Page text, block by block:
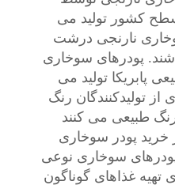
سطح کشور تولید می
نارنجی درشت
پودرهای سوخاری
پابریکا تولید می
از تولیدکنندگان رنگ
طبیعی می کنند
خرید پودر سوخاری
سوخاری نوعی
تهیه غذاهای گوناگون